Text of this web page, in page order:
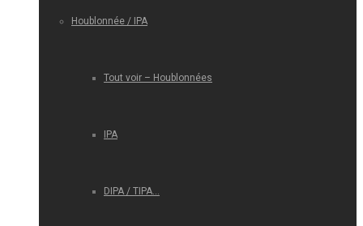
Houblonnée / IPA
Tout voir – Houblonnées
IPA
DIPA / TIPA…